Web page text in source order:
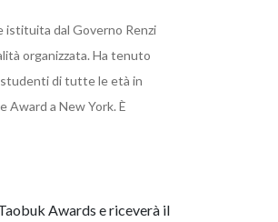
istituita dal Governo Renzi
organizzata. Ha tenuto
studenti di tutte le età in
Award a New York. È
Awards e riceverà il